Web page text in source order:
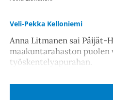
Veli-Pekka Kelloniemi
Anna Litmanen sai Päijät-
maakuntarahaston puolen
työskentelyapurahan.